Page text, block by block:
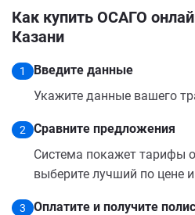
Как купить ОСАГО
Казани
1
Введите данные
Укажите данные вашего
2
Сравните предложения
Система покажет тарифы
выберите лучший по цене
3
Оплатите и получите полис